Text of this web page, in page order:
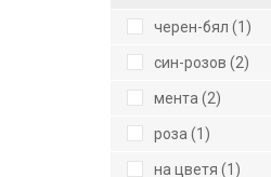
Oops (6)
Puccini (2)
Pulse (8)
Reisenthel (26)
Swissbags (1)
черен-бял (1)
син-розов (2)
мента (2)
роза (1)
на цветя (1)